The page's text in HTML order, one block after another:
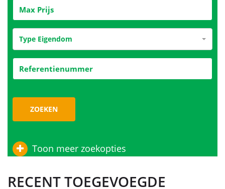
Type Eigendom
ZOEKEN
Toon meer zoekopties
RECENT TOEGEVOEGDE